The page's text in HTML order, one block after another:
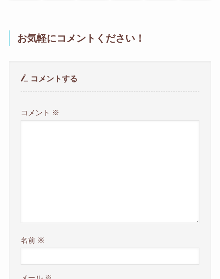
お気軽にコメントください！
コメントする
コメント ※
名前 ※